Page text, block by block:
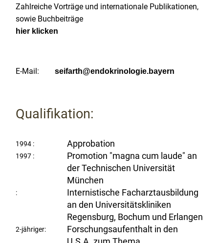
Zahlreiche Vorträge und internationale Publikationen,
sowie Buchbeiträge
hier klicken
E-Mail: seifarth@endokrinologie.bayern
Qualifikation:
1994 : Approbation
1997 :
Promotion "magna cum laude" an
der Technischen Universität
München
:
Internistische Facharztausbildung
an den Universitätskliniken
Regensburg, Bochum und Erlangen
2-jähriger:
Forschungsaufenthalt in den